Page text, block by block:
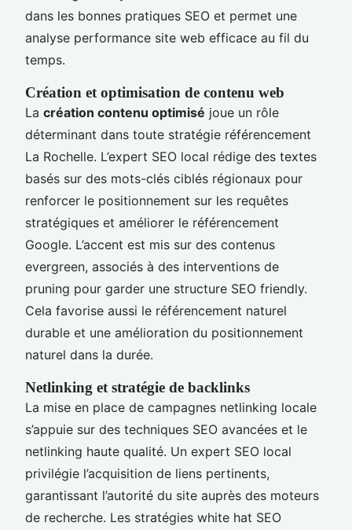
dans les bonnes pratiques SEO et permet une
analyse performance site web efficace au fil du
temps.
Création et optimisation de contenu web
La création contenu optimisé joue un rôle
déterminant dans toute stratégie référencement
La Rochelle. L’expert SEO local rédige des textes
basés sur des mots-clés ciblés régionaux pour
renforcer le positionnement sur les requêtes
stratégiques et améliorer le référencement
Google. L’accent est mis sur des contenus
evergreen, associés à des interventions de
pruning pour garder une structure SEO friendly.
Cela favorise aussi le référencement naturel
durable et une amélioration du positionnement
naturel dans la durée.
Netlinking et stratégie de backlinks
La mise en place de campagnes netlinking locale
s’appuie sur des techniques SEO avancées et le
netlinking haute qualité. Un expert SEO local
privilégie l’acquisition de liens pertinents,
garantissant l’autorité du site auprès des moteurs
de recherche. Les stratégies white hat SEO